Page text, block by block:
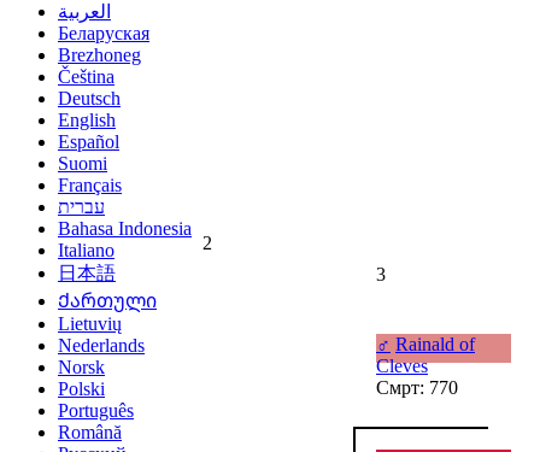
2
3
♂ Rainald of
Cleves
Смрт: 770
العربية
Беларуская
Brezhoneg
Čeština
Deutsch
English
Español
Suomi
Français
עברית
Bahasa Indonesia
Italiano
日本語
Ქართული
Lietuvių
Nederlands
Norsk
Polski
Português
Română